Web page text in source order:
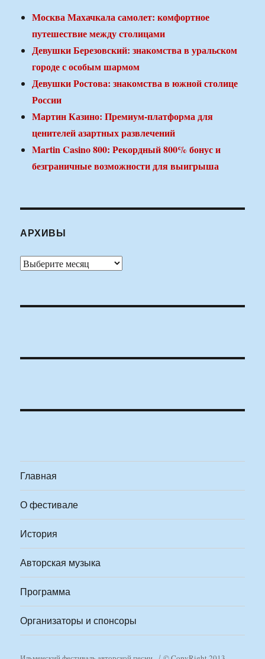
Москва Махачкала самолет: комфортное
путешествие между столицами
Девушки Березовский: знакомства в уральском
городе с особым шармом
Девушки Ростова: знакомства в южной столице
России
Мартин Казино: Премиум-платформа для
ценителей азартных развлечений
Martin Casino 800: Рекордный 800% бонус и
безграничные возможности для выигрыша
АРХИВЫ
Архивы
Главная
О фестивале
История
Авторская музыка
Программа
Организаторы и спонсоры